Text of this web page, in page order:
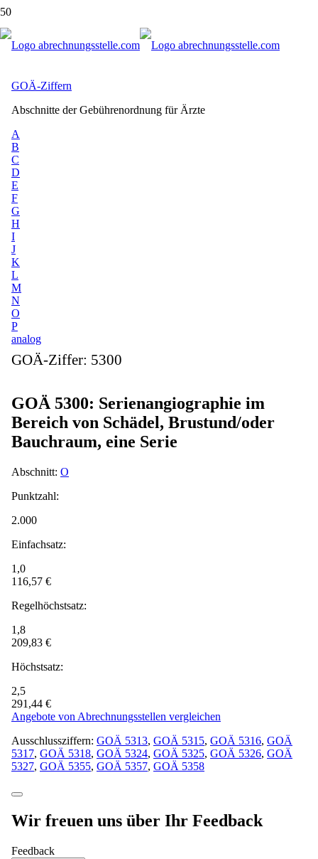
GOÄ Ziffern: Online-Verzeichnis der
Gebührenordnung für Ärzte
GOÄ-Ziffern
Abschnitte der Gebührenordnung für Ärzte
A
B
C
D
E
F
G
H
I
J
K
L
M
N
O
P
analog
GOÄ-Ziffer: 5300
GOÄ 5300: Serienangiographie im
Bereich von Schädel, Brustund/oder
Bauchraum, eine Serie
Abschnitt: O
Punktzahl:
2.000
Einfachsatz:
1,0
116,57 €
Regelhöchstsatz:
1,8
209,83 €
Höchstsatz:
2,5
291,44 €
Angebote von Abrechnungsstellen vergleichen
Ausschlussziffern: GOÄ 5313, GOÄ 5315, GOÄ 5316, GOÄ
5317, GOÄ 5318, GOÄ 5324, GOÄ 5325, GOÄ 5326, GOÄ
5327, GOÄ 5355, GOÄ 5357, GOÄ 5358
Wir freuen uns über Ihr Feedback
Feedback